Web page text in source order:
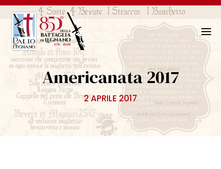
N
a
i
z
o
Americanata 2017
2 APRILE 2017